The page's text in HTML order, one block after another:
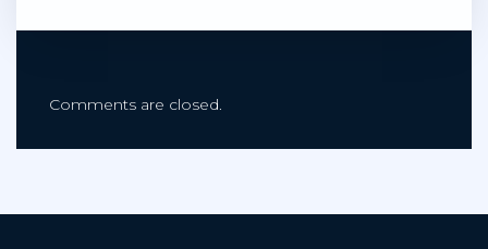
Comments are closed.